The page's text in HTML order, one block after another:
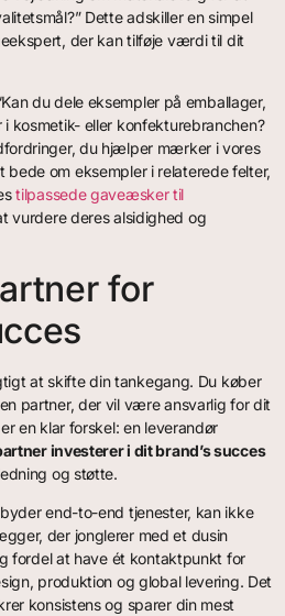
Dette adskiller en simpel
der kan tilføje værdi til dit
du dele eksempler på emballager,
kosmetik- eller konfekturebranchen?
du hjælper mærker i vores
bede om eksempler i relaterede felter,
tilpassede gaveæsker til
vurdere deres alsidighed og
for
at skifte din tankegang. Du køber
partner, der vil være ansvarlig for dit
en klar forskel: en leverandør
investerer i dit brand’s succes
og støtte.
end-to-end tjenester, kan ikke
der jonglerer med et dusin
fordel at have ét kontaktpunkt for
produktion og global levering. Det
konsistens og sparer din mest